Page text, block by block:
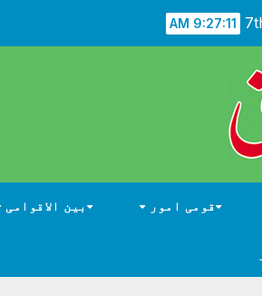
9:27:12 AM
قومی امور بین الاقوامی